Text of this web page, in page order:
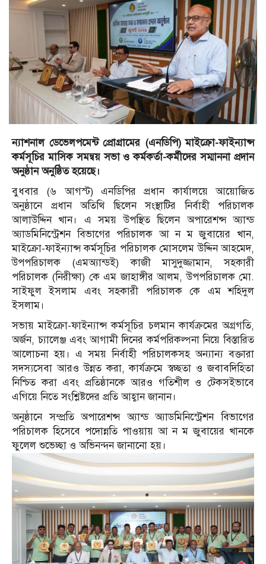
ন্যাশনাল ডেভেলপমেন্ট প্রোগ্রামের (এনডিপি) মাইক্রো-ফাইন্যান্স
কর্মসূচির মাসিক সমন্বয় সভা ও কর্মকর্তা-কর্মীদের সম্মাননা প্রদান
অনুষ্ঠান অনুষ্ঠিত হয়েছে।
বুধবার (৬ আগস্ট) এনডিপির প্রধান কার্যালয়ে আয়োজিত
অনুষ্ঠানে প্রধান অতিথি ছিলেন সংস্থাটির নির্বাহী পরিচালক
আলাউদ্দিন খান। এ সময় উপস্থিত ছিলেন অপারেশন্স অ্যান্ড
অ্যাডমিনিস্ট্রেশন বিভাগের পরিচালক আ ন ম জুবায়ের খান,
মাইক্রো-ফাইন্যান্স কর্মসূচির পরিচালক মোসলেম উদ্দিন আহমেদ,
উপপরিচালক (এমঅ্যান্ডই) কাজী মাসুদুজ্জামান, সহকারী
পরিচালক (নিরীক্ষা) কে এম জাহাঙ্গীর আলম, উপপরিচালক মো.
সাইফুল ইসলাম এবং সহকারী পরিচালক কে এম শহিদুল
ইসলাম।
সভায় মাইক্রো-ফাইন্যান্স কর্মসূচির চলমান কার্যক্রমের অগ্রগতি,
অর্জন, চ্যালেঞ্জ এবং আগামী দিনের কর্মপরিকল্পনা নিয়ে বিস্তারিত
আলোচনা হয়। এ সময় নির্বাহী পরিচালকসহ অন্যান্য বক্তারা
সদস্যসেবা আরও উন্নত করা, কার্যক্রমে স্বচ্ছতা ও জবাবদিহিতা
নিশ্চিত করা এবং প্রতিষ্ঠানকে আরও গতিশীল ও টেকসইভাবে
এগিয়ে নিতে সংশ্লিষ্টদের প্রতি আহ্বান জানান।
অনুষ্ঠানে সম্প্রতি অপারেশন্স অ্যান্ড অ্যাডমিনিস্ট্রেশন বিভাগের
পরিচালক হিসেবে পদোন্নতি পাওয়ায় আ ন ম জুবায়ের খানকে
ফুলেল শুভেচ্ছা ও অভিনন্দন জানানো হয়।